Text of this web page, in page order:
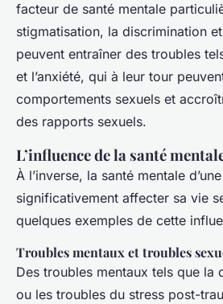
facteur de santé mentale
stigmatisation, la discrimination
peuvent entraîner des troubles
et l’anxiété, qui à leur tour
comportements sexuels et
des rapports sexuels.
L’influence de la santé
À l’inverse, la santé mentale
significativement affecter sa vie
quelques exemples de cette
Troubles mentaux et troubles
Des troubles mentaux tels que la
ou les troubles du stress post-